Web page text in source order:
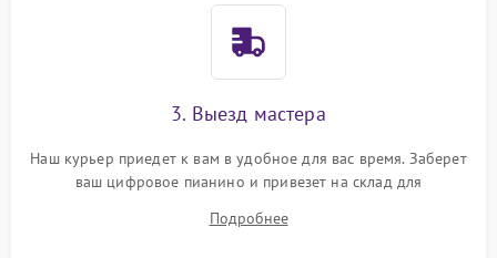
3. Выезд мастера
Наш курьер приедет к вам в удобное для вас время. Заберет
ваш цифровое пианино и привезет на склад для
Подробнее